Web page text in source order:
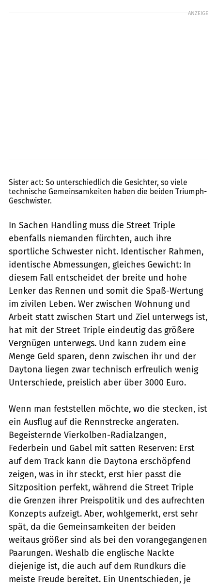
ANZEIGE
Sister act: So unterschiedlich die Gesichter, so viele
technische Gemeinsamkeiten haben die beiden Triumph-
Geschwister.
In Sachen Handling muss die Street Triple
ebenfalls niemanden fürchten, auch ihre
sportliche Schwester nicht. Identischer Rahmen,
identische Abmessungen, gleiches Gewicht: In
diesem Fall entscheidet der breite und hohe
Lenker das Rennen und somit die Spaß-Wertung
im zivilen Leben. Wer zwischen Wohnung und
Arbeit statt zwischen Start und Ziel unterwegs ist,
hat mit der Street Triple eindeutig das größere
Vergnügen unterwegs. Und kann zudem eine
Menge Geld sparen, denn zwischen ihr und der
Daytona liegen zwar technisch erfreulich wenig
Unterschiede, preislich aber über 3000 Euro.
Wenn man feststellen möchte, wo die stecken, ist
ein Ausflug auf die Rennstrecke angeraten.
Begeisternde Vierkolben-Radialzangen,
Federbein und Gabel mit satten Reserven: Erst
auf dem Track kann die Daytona erschöpfend
zeigen, was in ihr steckt, erst hier passt die
Sitzposition perfekt, während die Street Triple
die Grenzen ihrer Preispolitik und des aufrechten
Konzepts aufzeigt. Aber, wohlgemerkt, erst sehr
spät, da die Gemeinsamkeiten der beiden
weitaus größer sind als bei den vorangegangenen
Paarungen. Weshalb die englische Nackte
diejenige ist, die auch auf dem Rundkurs die
meiste Freude bereitet. Ein Unentschieden, je